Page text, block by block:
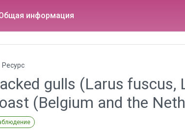
информация
Ресурс
gulls (Larus fuscus,
(Belgium and the